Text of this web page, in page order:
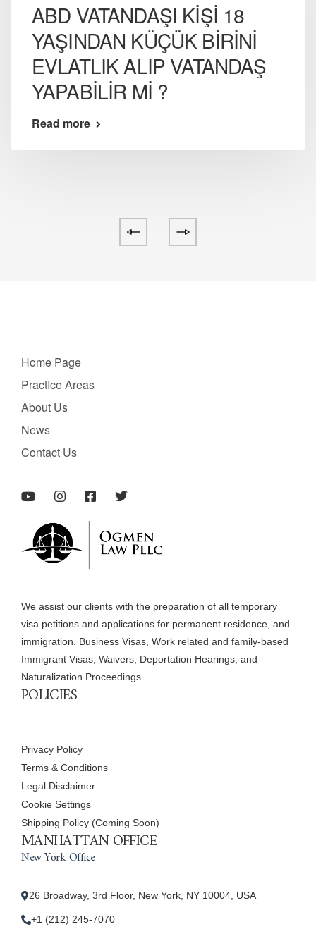
ABD VATANDAŞI KİŞİ 18
YAŞINDAN KÜÇÜK BİRİNİ
EVLATLIK ALIP VATANDAŞ
YAPABİLİR Mİ ?
Read more
Home Page
PractIce Areas
About Us
News
Contact Us
We assist our clients with the preparation of all temporary
visa petitions and applications for permanent residence, and
immigration. Business Visas, Work related and family-based
Immigrant Visas, Waivers, Deportation Hearings, and
Naturalization Proceedings.
POLICIES
Privacy Policy
Terms & Conditions
Legal Disclaimer
Cookie Settings
Shipping Policy (Coming Soon)
MANHATTAN OFFICE
New York Office
26 Broadway, 3rd Floor, New York, NY 10004, USA
+1 (212) 245-7070